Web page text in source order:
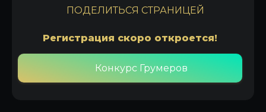
ПОДЕЛИТЬСЯ СТРАНИЦЕЙ
Регистрация скоро откроется!
Конкурс Грумеров